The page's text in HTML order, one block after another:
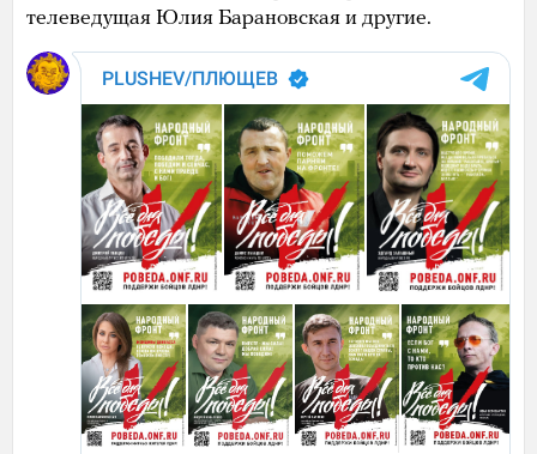
телеведущая Юлия Барановская и другие.